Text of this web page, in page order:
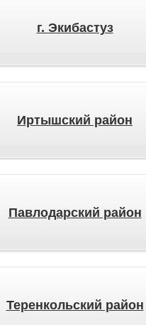
г. Экибастуз
Иртышский район
Павлодарский район
Теренкольский район